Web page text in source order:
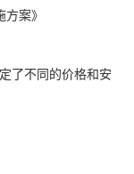
案》
了不同的价格和安